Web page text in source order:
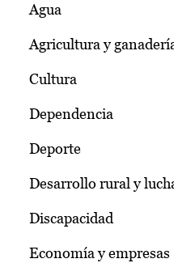
Agua
Agricultura y
Cultura
Dependencia
Deporte
Desarrollo rural y
Discapacidad
Economía y empresas